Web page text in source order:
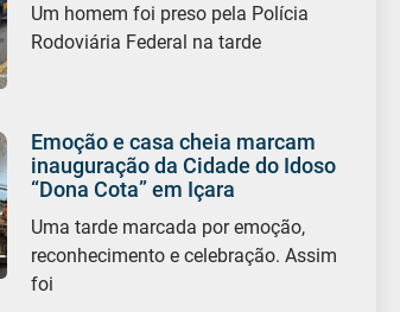
Um homem foi preso pela Polícia
Rodoviária Federal na tarde
Emoção e casa cheia marcam
inauguração da Cidade do Idoso
“Dona Cota” em Içara
Uma tarde marcada por emoção,
reconhecimento e celebração. Assim
foi